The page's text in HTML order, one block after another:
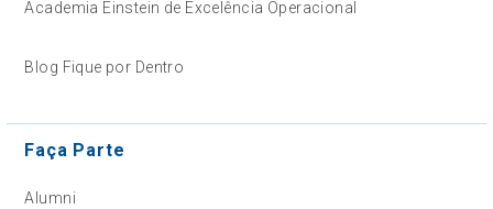
Academia Einstein de Excelência Operacional
Blog Fique por Dentro
Faça Parte
Alumni